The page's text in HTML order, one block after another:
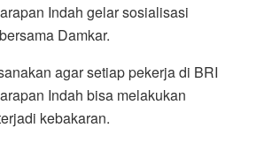
Indah gelar sosialisasi
Damkar.
agar setiap pekerja di BRI
Indah bisa melakukan
kebakaran.